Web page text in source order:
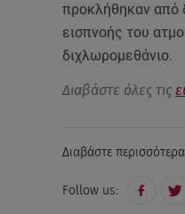
προκλήθηκαν από
εισπνοής του
διχλωρομεθάνιο.
Διαβάστε όλες τις
Διαβάστε
Follow us: